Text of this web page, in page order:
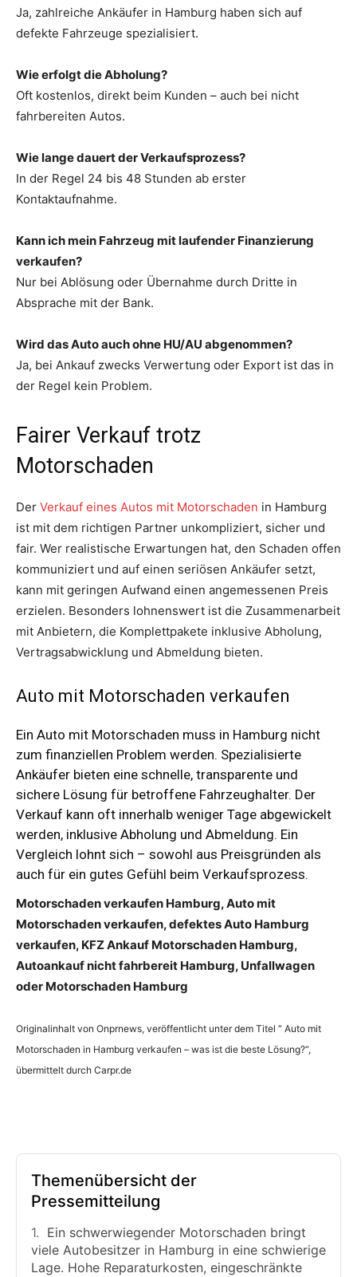
Ja, zahlreiche Ankäufer in Hamburg haben sich auf
defekte Fahrzeuge spezialisiert.
Wie erfolgt die Abholung?
Oft kostenlos, direkt beim Kunden – auch bei nicht
fahrbereiten Autos.
Wie lange dauert der Verkaufsprozess?
In der Regel 24 bis 48 Stunden ab erster
Kontaktaufnahme.
Kann ich mein Fahrzeug mit laufender Finanzierung
verkaufen?
Nur bei Ablösung oder Übernahme durch Dritte in
Absprache mit der Bank.
Wird das Auto auch ohne HU/AU abgenommen?
Ja, bei Ankauf zwecks Verwertung oder Export ist das in
der Regel kein Problem.
Fairer Verkauf trotz
Motorschaden
Der Verkauf eines Autos mit Motorschaden in Hamburg
ist mit dem richtigen Partner unkompliziert, sicher und
fair. Wer realistische Erwartungen hat, den Schaden offen
kommuniziert und auf einen seriösen Ankäufer setzt,
kann mit geringen Aufwand einen angemessenen Preis
erzielen. Besonders lohnenswert ist die Zusammenarbeit
mit Anbietern, die Komplettpakete inklusive Abholung,
Vertragsabwicklung und Abmeldung bieten.
Auto mit Motorschaden verkaufen
Ein Auto mit Motorschaden muss in Hamburg nicht
zum finanziellen Problem werden. Spezialisierte
Ankäufer bieten eine schnelle, transparente und
sichere Lösung für betroffene Fahrzeughalter. Der
Verkauf kann oft innerhalb weniger Tage abgewickelt
werden, inklusive Abholung und Abmeldung. Ein
Vergleich lohnt sich – sowohl aus Preisgründen als
auch für ein gutes Gefühl beim Verkaufsprozess.
Motorschaden verkaufen Hamburg, Auto mit
Motorschaden verkaufen, defektes Auto Hamburg
verkaufen, KFZ Ankauf Motorschaden Hamburg,
Autoankauf nicht fahrbereit Hamburg, Unfallwagen
oder Motorschaden Hamburg
Originalinhalt von Onprnews, veröffentlicht unter dem Titel “ Auto mit
Motorschaden in Hamburg verkaufen – was ist die beste Lösung?“,
übermittelt durch Carpr.de
Themenübersicht der
Pressemitteilung
Ein schwerwiegender Motorschaden bringt
viele Autobesitzer in Hamburg in eine schwierige
Lage. Hohe Reparaturkosten, eingeschränkte